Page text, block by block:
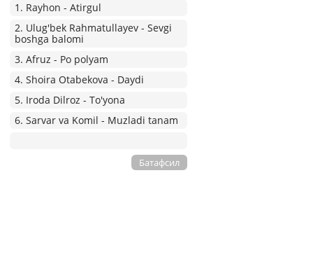
1. Rayhon - Atirgul
2. Ulug'bek Rahmatullayev - Sevgi
boshga balomi
3. Afruz - Po polyam
4. Shoira Otabekova - Daydi
5. Iroda Dilroz - To'yona
6. Sarvar va Komil - Muzladi tanam
Батафсил